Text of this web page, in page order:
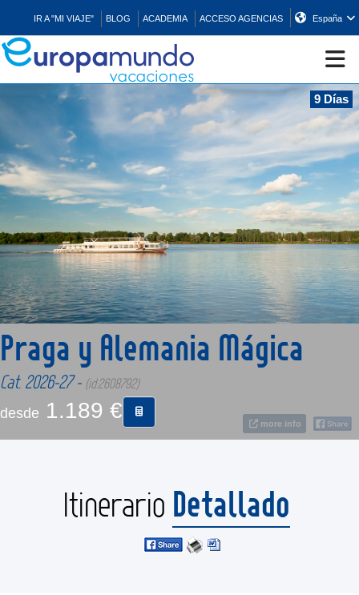
IR A "MI VIAJE" BLOG ACADEMIA ACCESO AGENCIAS España
CRUCEROS
EUROPA
ASIA
ORIENTE
PROMOCIONES
COMPRAR
CONTACTO
9 Días
more info
Praga y Alemania Mágica
Cat. 2026-27 - (id:2608792)
desde 1.189 €
Itinerario Detallado